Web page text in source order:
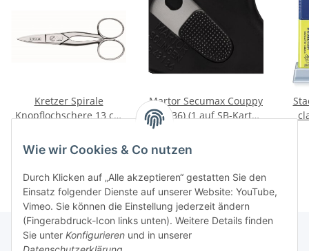
Wie wir Cookies & Co nutzen
Durch Klicken auf „Alle akzeptieren“ gestatten Sie den
Einsatz folgender Dienste auf unserer Website: YouTube,
Vimeo. Sie können die Einstellung jederzeit ändern
(Fingerabdruck-Icon links unten). Weitere Details finden
Sie unter Konfigurieren und in unserer
Kretzer Spirale
Knopflochschere 13 cm
Martor Secumax Couppy
(43136) (1 auf SB-Karte)
mit Industrieklinge -
Ausläufer